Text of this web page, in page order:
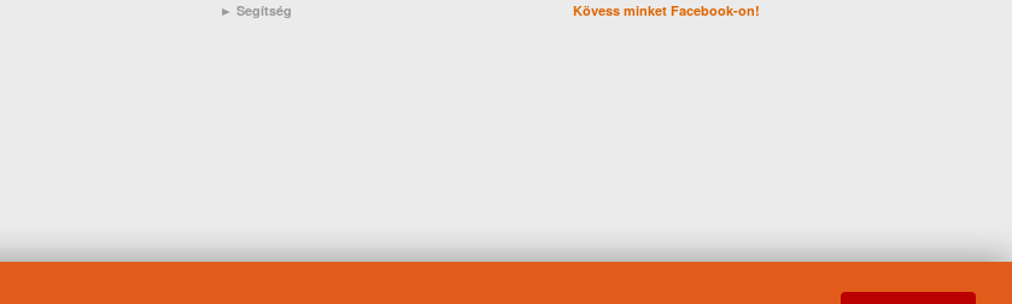
► Segítség
Kövess minket Facebook-on!